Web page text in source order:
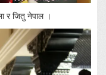
र जितु नेपाल ।